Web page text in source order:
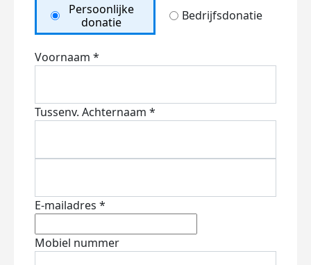
Persoonlijke
donatie
Bedrijfsdonatie
Voornaam *
Tussenv. Achternaam *
E-mailadres *
Mobiel nummer